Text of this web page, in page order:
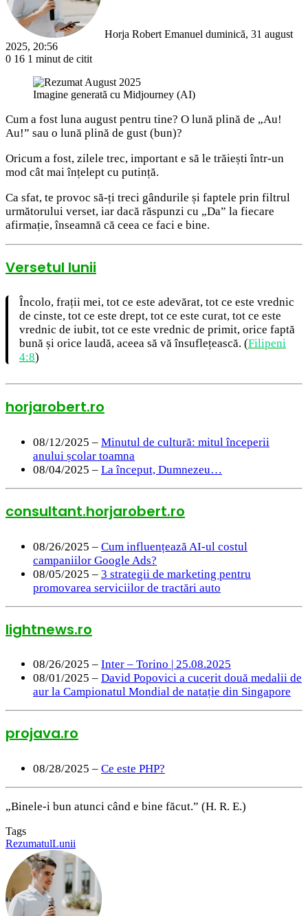
Horja Robert Emanuel duminică, 31 august
2025, 20:56
0 16 1 minut de citit
Imagine generată cu Midjourney (AI)
Cum a fost luna august pentru tine? O lună plină de „Au!
Au!” sau o lună plină de gust (bun)?
Oricum a fost, zilele trec, important e să le trăiești într-un
mod cât mai înțelept cu putință.
Ca sfat, te provoc să-ți treci gândurile și faptele prin filtrul
următorului verset, iar dacă răspunzi cu „Da” la fiecare
afirmație, înseamnă că ceea ce faci e bine.
Versetul lunii
Încolo, frații mei, tot ce este adevărat, tot ce este vrednic
de cinste, tot ce este drept, tot ce este curat, tot ce este
vrednic de iubit, tot ce este vrednic de primit, orice faptă
bună și orice laudă, aceea să vă însuflețească. (Filipeni
4:8)
horjarobert.ro
08/12/2025 – Minutul de cultură: mitul începerii
anului școlar toamna
08/04/2025 – La început, Dumnezeu…
consultant.horjarobert.ro
08/26/2025 – Cum influențează AI-ul costul
campaniilor Google Ads?
08/05/2025 – 3 strategii de marketing pentru
promovarea serviciilor de tractări auto
lightnews.ro
08/26/2025 – Inter – Torino | 25.08.2025
08/01/2025 – David Popovici a cucerit două medalii de
aur la Campionatul Mondial de natație din Singapore
projava.ro
08/28/2025 – Ce este PHP?
„Binele-i bun atunci când e bine făcut.” (H. R. E.)
Tags
RezumatulLunii